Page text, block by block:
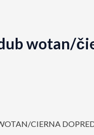
wotan/
CIERNA